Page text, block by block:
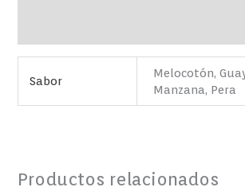
Sabor
Melocotón,
Manzana, Pera
Productos relacionados